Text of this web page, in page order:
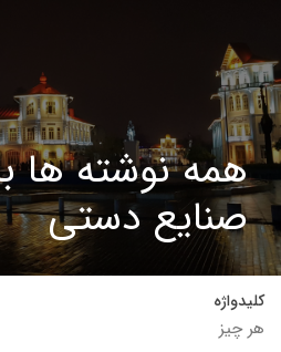
همه نوشته ها
صنایع دستی
کلیدواژه